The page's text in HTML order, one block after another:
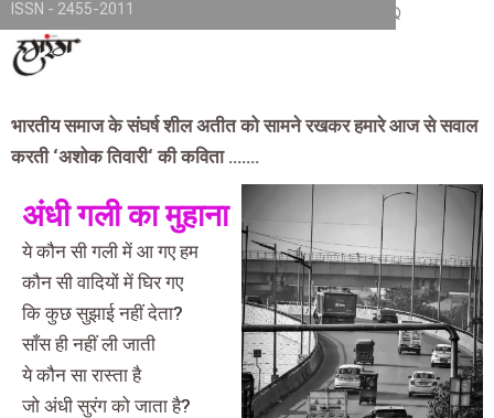
TKjNCP4frpJsub1QbSYMGphQaujBY6Of8-pr1kL7kJQ
ISSN - 2455-2011
भारतीय समाज के संघर्ष शील अतीत को सामने रखकर हमारे आज से सवाल
करती ‘अशोक तिवारी‘की कविता …….
अंधी गली का मुहाना
ये कौन सी गली में आ गए हम
कौन सी वादियों में घिर गए
कि कुछ सुझाई नहीं देता?
साँस ही नहीं ली जाती
ये कौन सा रास्ता है
जो अंधी सुरंग को जाता है?